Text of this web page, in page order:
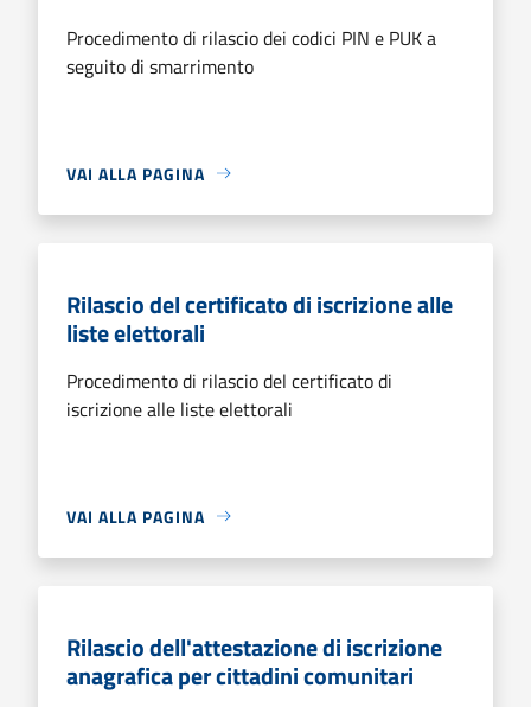
Procedimento di rilascio dei codici PIN e PUK a
seguito di smarrimento
VAI ALLA PAGINA
Rilascio del certificato di iscrizione alle
liste elettorali
Procedimento di rilascio del certificato di
iscrizione alle liste elettorali
VAI ALLA PAGINA
Rilascio dell'attestazione di iscrizione
anagrafica per cittadini comunitari